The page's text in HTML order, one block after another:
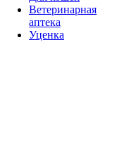
Ветеринарная
аптека
Уценка